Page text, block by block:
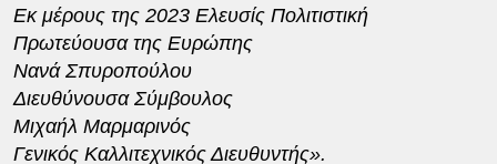
Εκ μέρους της 2023 Ελευσίς Πολιτιστική
Πρωτεύουσα της Ευρώπης
Νανά Σπυροπούλου
Διευθύνουσα Σύμβουλος
Μιχαήλ Μαρμαρινός
Γενικός Καλλιτεχνικός Διευθυντής».